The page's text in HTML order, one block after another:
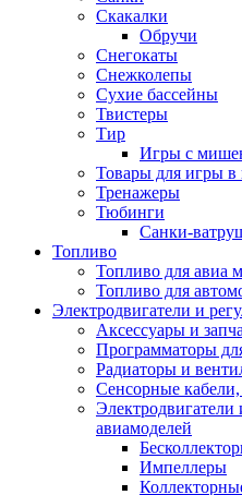
Скакалки
Обручи
Снегокаты
Снежколепы
Сухие бассейны
Твистеры
Тир
Игры с
Товары для игры в
Тренажеры
Тюбинги
Санки-
Топливо
Топливо для авиа
Топливо для
Электродвигатели и
Аксессуары и
Программаторы
Радиаторы и
Сенсорные
Электродвигатели
авиамоделей
Импеллеры